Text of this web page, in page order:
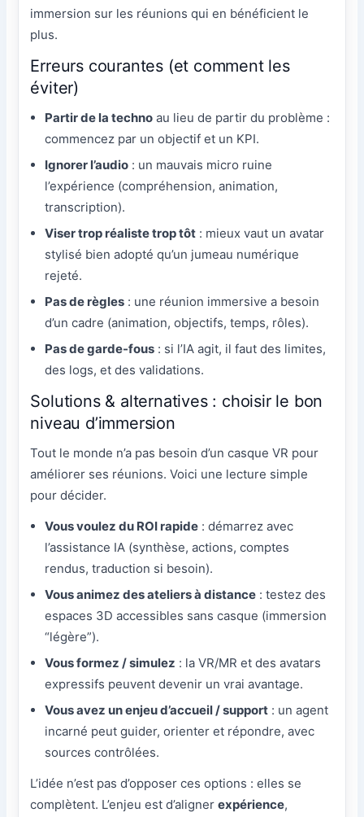
immersion sur les réunions qui en bénéficient le
plus.
Erreurs courantes (et comment les
éviter)
Partir de la techno au lieu de partir du problème :
commencez par un objectif et un KPI.
Ignorer l’audio : un mauvais micro ruine
l’expérience (compréhension, animation,
transcription).
Viser trop réaliste trop tôt : mieux vaut un avatar
stylisé bien adopté qu’un jumeau numérique
rejeté.
Pas de règles : une réunion immersive a besoin
d’un cadre (animation, objectifs, temps, rôles).
Pas de garde-fous : si l’IA agit, il faut des limites,
des logs, et des validations.
Solutions & alternatives : choisir le bon
niveau d’immersion
Tout le monde n’a pas besoin d’un casque VR pour
améliorer ses réunions. Voici une lecture simple
pour décider.
Vous voulez du ROI rapide : démarrez avec
l’assistance IA (synthèse, actions, comptes
rendus, traduction si besoin).
Vous animez des ateliers à distance : testez des
espaces 3D accessibles sans casque (immersion
“légère”).
Vous formez / simulez : la VR/MR et des avatars
expressifs peuvent devenir un vrai avantage.
Vous avez un enjeu d’accueil / support : un agent
incarné peut guider, orienter et répondre, avec
sources contrôlées.
L’idée n’est pas d’opposer ces options : elles se
complètent. L’enjeu est d’alignerexpérience,